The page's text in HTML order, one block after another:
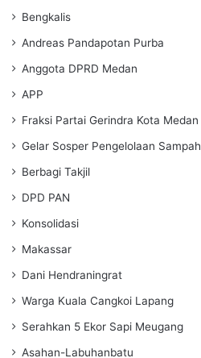
Bengkalis
Andreas Pandapotan Purba
Anggota DPRD Medan
APP
Fraksi Partai Gerindra Kota Medan
Gelar Sosper Pengelolaan Sampah
Berbagi Takjil
DPD PAN
Konsolidasi
Makassar
Dani Hendraningrat
Warga Kuala Cangkoi Lapang
Serahkan 5 Ekor Sapi Meugang
Asahan-Labuhanbatu